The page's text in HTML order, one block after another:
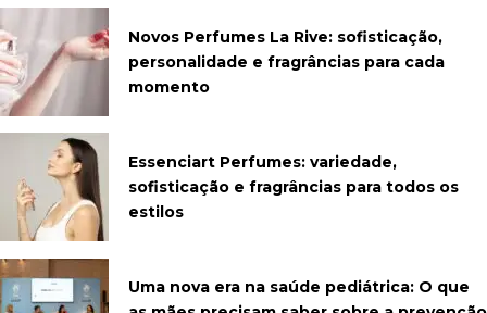
Novos Perfumes La Rive: sofisticação,
personalidade e fragrâncias para cada
momento
Essenciart Perfumes: variedade,
sofisticação e fragrâncias para todos os
estilos
Uma nova era na saúde pediátrica: O que